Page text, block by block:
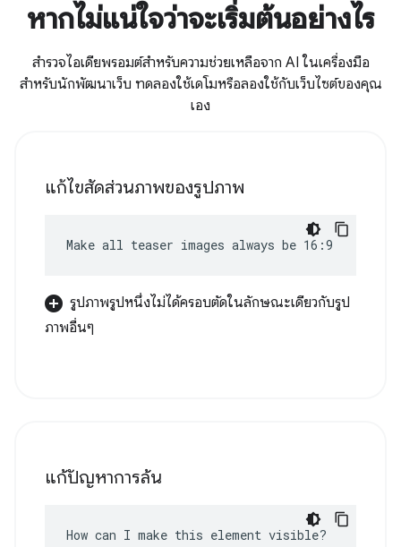
หากไม่แน่ใจว่าจะเริ่มต้นอย่างไร
สำรวจไอเดียพรอมต์สำหรับความช่วยเหลือจาก AI ในเครื่องมือ
สำหรับนักพัฒนาเว็บ ทดลองใช้เดโมหรือลองใช้กับเว็บไซต์ของคุณ
เอง
แก้ไขสัดส่วนภาพของรูปภาพ
Make all teaser images always be 16:9
รูปภาพรูปหนึ่งไม่ได้ครอบตัดในลักษณะเดียวกับรูป
ภาพอื่นๆ
แก้ปัญหาการล้น
How can I make this element visible?